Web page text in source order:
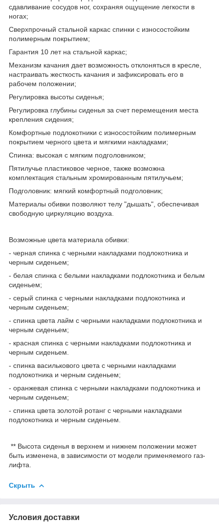
сдавливание сосудов ног, сохраняя ощущение легкости в
ногах;
Сверхпрочный стальной каркас спинки с износостойким
полимерным покрытием;
Гарантия 10 лет на стальной каркас;
Механизм качания дает возможность отклоняться в кресле,
настраивать жесткость качания и зафиксировать его в
рабочем положении;
Регулировка высоты сиденья;
Регулировка глубины сиденья за счет перемещения места
крепления сидения;
Комфортные подлокотники с износостойким полимерным
покрытием черного цвета и мягкими накладками;
Спинка: высокая с мягким подголовником;
Пятилучье пластиковое черное, также возможна
комплектация стальным хромированным пятилучьем;
Подголовник: мягкий комфортный подголовник;
Материалы обивки позволяют телу "дышать", обеспечивая
свободную циркуляцию воздуха.
Возможные цвета материала обивки:
- черная спинка с черными накладками подлокотника и
черным сиденьем;
- белая спинка с белыми накладками подлокотника и белым
сиденьем;
- серый спинка с черными накладками подлокотника и
черным сиденьем;
- спинка цвета лайм с черными накладками подлокотника и
черным сиденьем;
- красная спинка с черными накладками подлокотника и
черным сиденьем.
- спинка василькового цвета с черными накладками
подлокотника и черным сиденьем;
- оранжевая спинка с черными накладками подлокотника и
черным сиденьем;
- спинка цвета золотой ротанг с черными накладками
подлокотника и черным сиденьем.
** Высота сиденья в верхнем и нижнем положении может
быть изменена, в зависимости от модели применяемого газ-
лифта.
Скрыть
Условия доставки